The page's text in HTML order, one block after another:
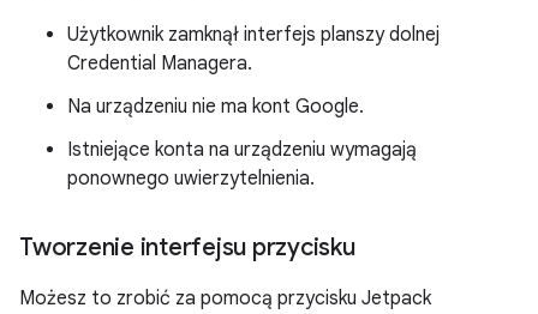
Użytkownik zamknął interfejs planszy dolnej
Credential Managera.
Na urządzeniu nie ma kont Google.
Istniejące konta na urządzeniu wymagają
ponownego uwierzytelnienia.
Tworzenie interfejsu przycisku
Możesz to zrobić za pomocą przycisku Jetpack